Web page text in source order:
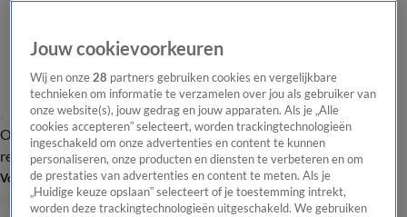
Overzicht Laatste nieuws Regionieuws Het beste van Hart
Tip de
redactie
Volg Hart van Nederland
Jouw cookievoorkeuren
Wij en onze28 partners gebruiken cookies en vergelijkbare
technieken om informatie te verzamelen over jou als gebruiker van
onze website(s), jouw gedrag en jouw apparaten. Als je „Alle
cookies accepteren” selecteert, worden trackingtechnologieën
ingeschakeld om onze advertenties en content te kunnen
personaliseren, onze producten en diensten te verbeteren en om
de prestaties van advertenties en content te meten. Als je
„Huidige keuze opslaan” selecteert of je toestemming intrekt,
worden deze trackingtechnologieën uitgeschakeld. We gebruiken